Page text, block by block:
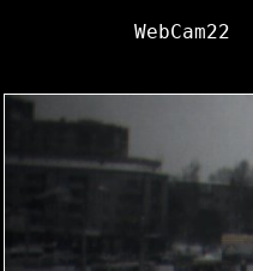
WebCam22